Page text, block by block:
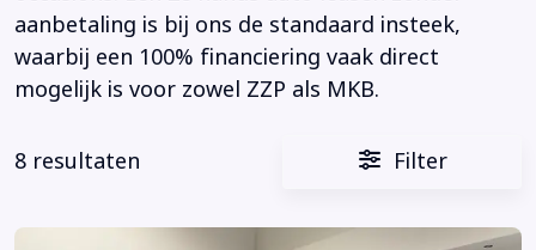
aanbetaling is bij ons de standaard insteek,
waarbij een 100% financiering vaak direct
mogelijk is voor zowel ZZP als MKB.
8 resultaten Filter